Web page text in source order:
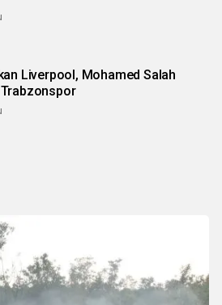
Liverpool, Mohamed Salah